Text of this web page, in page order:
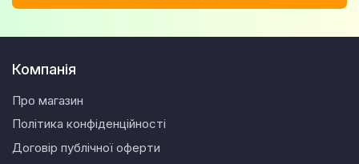
Компанія
Про магазин
Політика конфіденційності
Договір публічної оферти